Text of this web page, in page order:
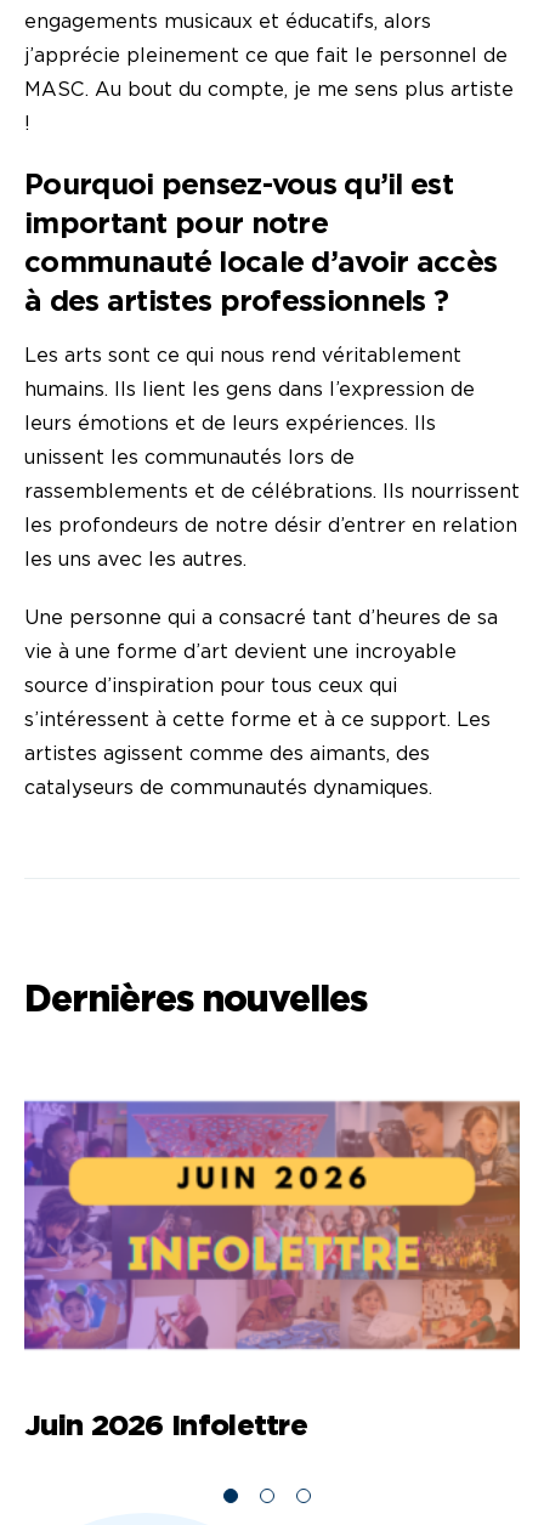
engagements musicaux et éducatifs, alors
j’apprécie pleinement ce que fait le personnel de
MASC. Au bout du compte, je me sens plus artiste
!
Pourquoi pensez-vous qu’il est
important pour notre
communauté locale d’avoir accès
à des artistes professionnels ?
Les arts sont ce qui nous rend véritablement
humains. Ils lient les gens dans l’expression de
leurs émotions et de leurs expériences. Ils
unissent les communautés lors de
rassemblements et de célébrations. Ils nourrissent
les profondeurs de notre désir d’entrer en relation
les uns avec les autres.
Une personne qui a consacré tant d’heures de sa
vie à une forme d’art devient une incroyable
source d’inspiration pour tous ceux qui
s’intéressent à cette forme et à ce support. Les
artistes agissent comme des aimants, des
catalyseurs de communautés dynamiques.
Dernières nouvelles
Juin 2026 Infolettre